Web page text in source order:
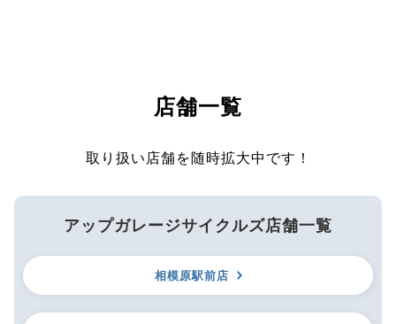
店舗一覧
取り扱い店舗を随時拡大中です！
アップガレージサイクルズ店舗一覧
相模原駅前店